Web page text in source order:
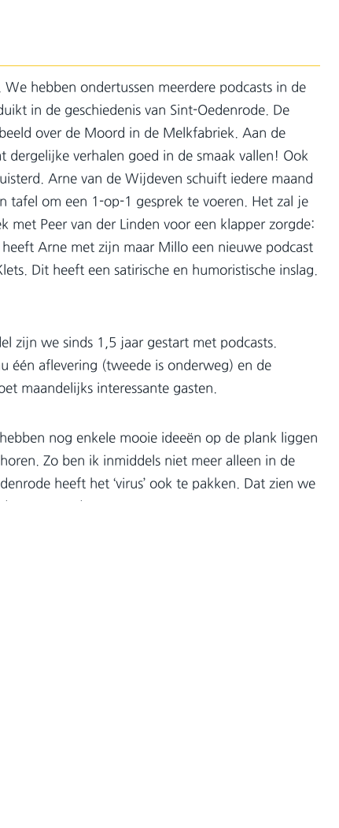
hebben ondertussen meerdere podcasts in de
in de geschiedenis van Sint-Oedenrode. De
over de Moord in de Melkfabriek. Aan de
dergelijke verhalen goed in de smaak vallen! Ook
Arne van de Wijdeven schuift iedere maand
tafel om een 1-op-1 gesprek te voeren. Het zal je
met Peer van der Linden voor een klapper zorgde:
Arne met zijn maar Millo een nieuwe podcast
Dit heeft een satirische en humoristische inslag.
zijn we sinds 1,5 jaar gestart met podcasts.
één aflevering (tweede is onderweg) en de
maandelijks interessante gasten.
nog enkele mooie ideeën op de plank liggen
Zo ben ik inmiddels niet meer alleen in de
heeft het ‘virus’ ook te pakken. Dat zien we
per maand.